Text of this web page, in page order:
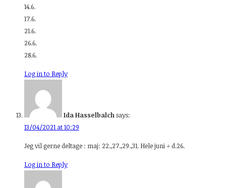
14.6.
17.6.
21.6.
26.6.
28.6.
Log in to Reply
Ida Hasselbalchsays:
13/04/2021 at 10:29
Jeg vil gerne deltage : maj: 22.,27.,29.,31. Hele juni ÷ d.26.
Log in to Reply